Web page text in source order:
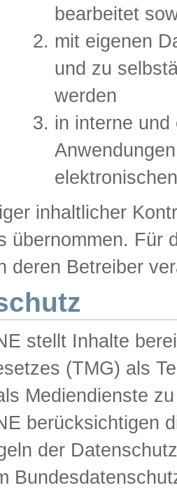
bearbeitet
mit eigenen
und zu
werden
in interne
inhaltlicher
übernommen. Für
deren Betreiber
stellt Inhalte
(TMG) als
Mediendienste
berücksichtigen
der